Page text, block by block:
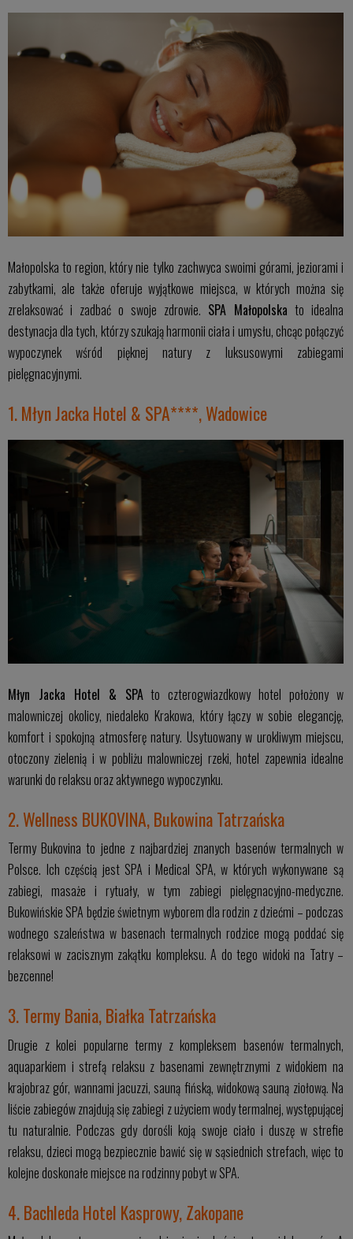
Małopolska to region, który nie tylko zachwyca swoimi górami, jeziorami i
zabytkami, ale także oferuje wyjątkowe miejsca, w których można się
zrelaksować i zadbać o swoje zdrowie. SPA Małopolska to idealna
destynacja dla tych, którzy szukają harmonii ciała i umysłu, chcąc połączyć
wypoczynek wśród pięknej natury z luksusowymi zabiegami
pielęgnacyjnymi.
1. Młyn Jacka Hotel & SPA****, Wadowice
Młyn Jacka Hotel & SPAto czterogwiazdkowy hotel położony w
malowniczej okolicy, niedaleko Krakowa, który łączy w sobie elegancję,
komfort i spokojną atmosferę natury. Usytuowany w urokliwym miejscu,
otoczony zielenią i w pobliżu malowniczej rzeki, hotel zapewnia idealne
warunki do relaksu oraz aktywnego wypoczynku.
2. Wellness BUKOVINA, Bukowina Tatrzańska
Termy Bukovina to jedne z najbardziej znanych basenów termalnych w
Polsce. Ich częścią jest SPA i Medical SPA, w których wykonywane są
zabiegi, masaże i rytuały, w tym zabiegi pielęgnacyjno-medyczne.
Bukowińskie SPA będzie świetnym wyborem dla rodzin z dziećmi – podczas
wodnego szaleństwa w basenach termalnych rodzice mogą poddać się
relaksowi w zacisznym zakątku kompleksu. A do tego widoki na Tatry –
bezcenne!
3. Termy Bania, Białka Tatrzańska
Drugie z kolei popularne termy z kompleksem basenów termalnych,
aquaparkiem i strefą relaksu z basenami zewnętrznymi z widokiem na
krajobraz gór, wannami jacuzzi, sauną fińską, widokową sauną ziołową. Na
liście zabiegów znajdują się zabiegi z użyciem wody termalnej, występującej
tu naturalnie. Podczas gdy dorośli koją swoje ciało i duszę w strefie
relaksu, dzieci mogą bezpiecznie bawić się w sąsiednich strefach, więc to
kolejne doskonałe miejsce na rodzinny pobyt w SPA.
4. Bachleda Hotel Kasprowy, Zakopane